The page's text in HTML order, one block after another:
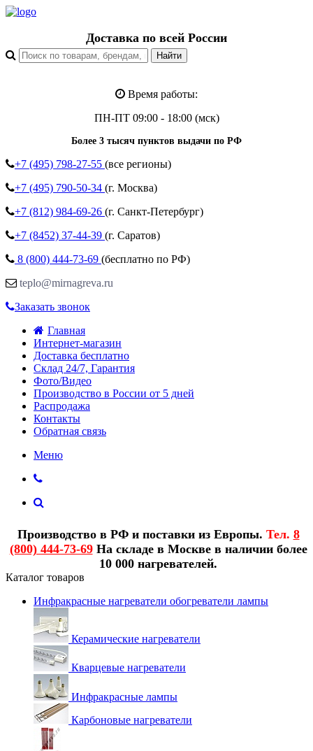
Доставка по всей России
Время работы:
ПН-ПТ 09:00 - 18:00 (мск)
Более 3 тысяч пунктов выдачи по РФ
+7 (495) 798-27-55 (все регионы)
+7 (495) 790-50-34 (г. Москва)
+7 (812) 984-69-26 (г. Санкт-Петербург)
+7 (8452) 37-44-39 (г. Саратов)
8 (800) 444-73-69 (бесплатно по РФ)
teplo@mirnagreva.ru
Заказать звонок
Главная
Интернет-магазин
Доставка бесплатно
Склад 24/7, Гарантия
Фото/Видео
Производство в России от 5 дней
Распродажа
Контакты
Обратная связь
Меню
Производство в РФ и поставки из Европы. Тел. 8
(800) 444-73-69На складе в Москве в наличии более
10 000 нагревателей.
Каталог товаров
Инфракрасные нагреватели обогреватели лампы
Керамические нагреватели
Кварцевые нагреватели
Инфракрасные лампы
Карбоновые нагреватели